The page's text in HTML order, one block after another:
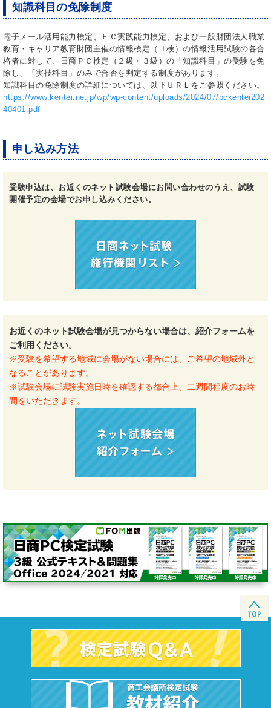
知識科目の免除制度
電子メール活用能力検定、ＥＣ実践能力検定、および一般財団法人職業
教育・キャリア教育財団主催の情報検定（Ｊ検）の情報活用試験の各合
格者に対して、日商ＰＣ検定（２級・３級）の「知識科目」の受験を免
除し、「実技科目」のみで合否を判定する制度があります。
知識科目の免除制度の詳細については、以下ＵＲＬをご参照ください。
https://www.kentei.ne.jp/wp/wp-content/uploads/2024/07/pckentei202
40401.pdf
申し込み方法
受験申込は、お近くのネット試験会場にお問い合わせのうえ、試験
開催予定の会場でお申し込みください。
お近くのネット試験会場が見つからない場合は、紹介フォームを
ご利用ください。
※受験を希望する地域に会場がない場合には、ご希望の地域外と
なることがあります。
※試験会場に試験実施日時を確認する都合上、二週間程度のお時
間をいただきます。